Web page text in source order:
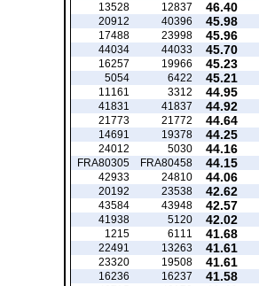
46.40
12837
13528
45.98
40396
20912
45.96
23998
17488
45.70
44033
44034
45.23
19966
16257
45.21
6422
5054
44.95
3312
11161
44.92
41837
41831
44.64
21772
21773
44.25
19378
14691
44.16
5030
24012
44.15
FRA80458
FRA80305
44.06
24810
42933
42.62
23538
20192
42.57
43948
43584
42.02
5120
41938
41.68
6111
1215
41.61
13263
22491
41.61
19508
23320
41.58
16237
16236